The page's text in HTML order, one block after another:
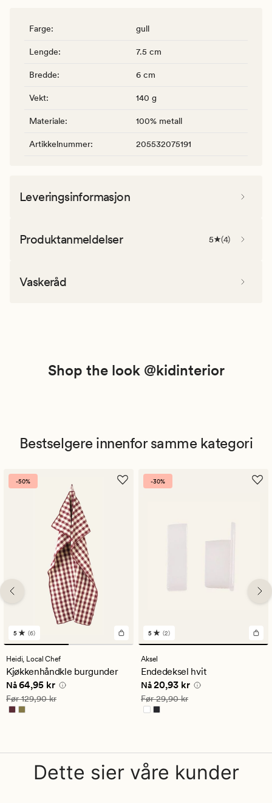
Farge: gull
Lengde: 7.5 cm
Bredde: 6 cm
Vekt: 140 g
Materiale: 100% metall
Artikkelnummer: 205532075191
Leveringsinformasjon
Produktanmeldelser 5 (4)
Vaskeråd
Shop the look @kidinterior
Bestselgere innenfor samme kategori
-50%
6
anmeldelser
med
en
gjennomsnittlig
vurdering
på
5
5 (6)
Heidi, Local Chef
Kjøkkenhåndkle burgunder
Nåværende pris
Nå64,95 kr
Vanlig pris 129,90 kr
Før129,90 kr
-30%
2
anmeldelser
med
en
gjennomsnittlig
vurdering
på
5
5 (2)
Aksel
Endedeksel hvit
Nåværende pris
Nå20,93 kr
Vanlig pris 29,90 kr
Før29,90 kr
Dette sier våre kunder